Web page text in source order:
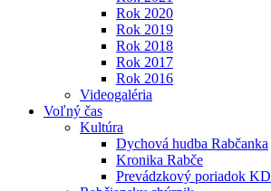
Rok 2020
Rok 2019
Rok 2018
Rok 2017
Rok 2016
Videogaléria
Voľný čas
Kultúra
Dychová hudba Rabčanka
Kronika Rabče
Prevádzkový poriadok KD